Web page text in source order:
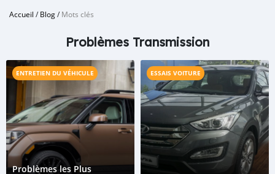
Accueil /Blog/Mots clés
Problèmes Transmission
ENTRETIEN DU VÉHICULE
Problèmes les Plus
ESSAIS VOITURE